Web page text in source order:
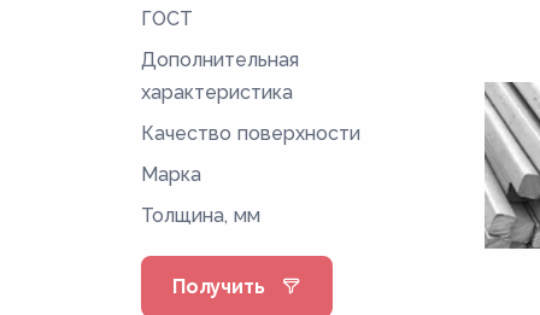
ГОСТ
Дополнительная
характеристика
Качество поверхности
Марка
Толщина, мм
Получить